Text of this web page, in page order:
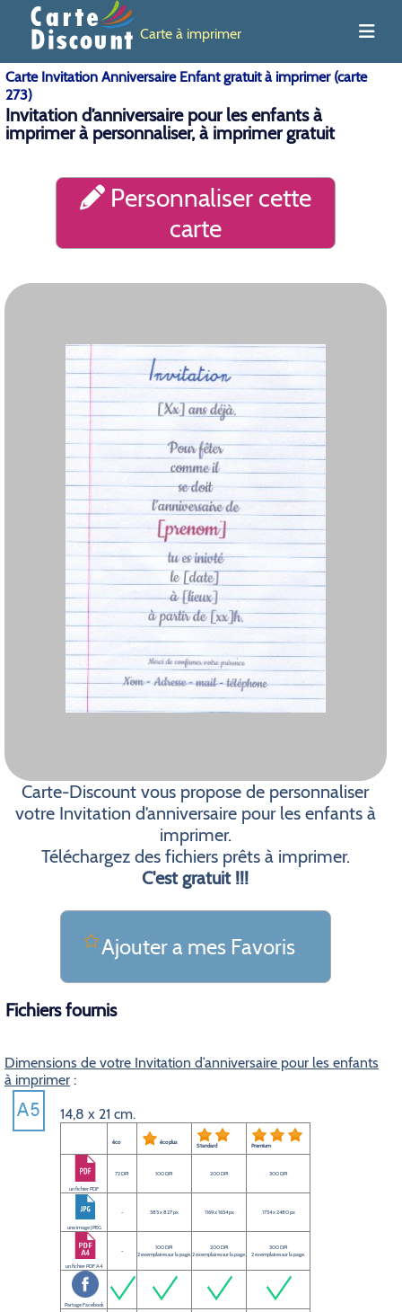
Carte à imprimer
Carte Invitation Anniversaire Enfant gratuit à imprimer (carte
273)
Invitation d’anniversaire pour les enfants à
imprimer à personnaliser, à imprimer gratuit
Personnaliser cette
carte
Carte-Discount vous propose de personnaliser
votre Invitation d’anniversaire pour les enfants à
imprimer.
Téléchargez des fichiers prêts à imprimer.
C'est gratuit !!!
Ajouter a mes Favoris
Fichiers fournis
Dimensions de votre Invitation d’anniversaire pour les enfants
à imprimer :
14,8 x 21 cm.
éco éco plus Standard Premium
un fichier PDF
72 DPI 100 DPI 200 DPI 300 DPI
une image JPEG
- 585 x 827 px 1169 x 1654 px 1754 x 2480 px
un fichier PDF A4
-
100 DPI
2 exemplaires sur la page.
200 DPI
2 exemplaires sur la page.
300 DPI
2 exemplaires sur la page.
Partage Facebook